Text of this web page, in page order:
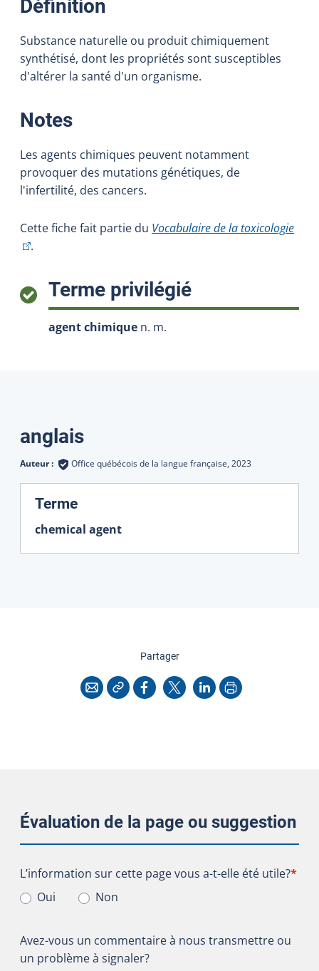
Définition
Substance naturelle ou produit chimiquement
synthétisé, dont les propriétés sont susceptibles
d'altérer la santé d'un organisme.
Notes:
Les agents chimiques peuvent notamment
provoquer des mutations génétiques, de
l'infertilité, des cancers.
Cette fiche fait partie du Vocabulaire de la toxicologie(Cet
.
Terme privilégié:
agent chimique n. m.
Traductions
anglais
Auteur : Office québécois de la langue française, 2023
Terme:
chemical agent
Partagercette page
CourrielCopier l'adresse
Facebook
X LinkedInImprimer
Évaluation de la page ou suggestion
L’information sur cette page vous a-t-elle été utile?
L’information sur cette page vous a-t-elle été utile?*
Oui
Non
Avez-vous un commentaire à nous transmettre ou
un problème à signaler?